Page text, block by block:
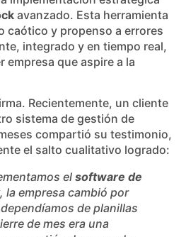
avanzado. Esta herramienta
caótico y propenso a errores
integrado y en tiempo real,
empresa que aspire a la
Recientemente, un cliente
sistema de gestión de
compartió su testimonio,
el salto cualitativo logrado:
el software de
, la empresa cambió por
de planillas
de mes era una